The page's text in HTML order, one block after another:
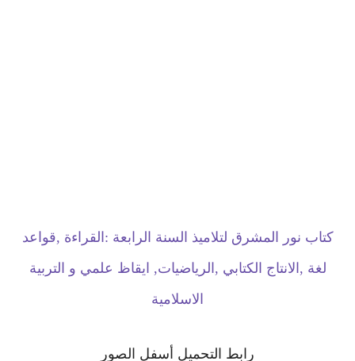
كتاب نور المشرق لتلاميذ السنة الرابعة :القراءة ,قواعد
لغة ,الانتاج الكتابي ,الرياضيات, ايقاظ علمي و التربية
الاسلامية
رابط التحميل أسفل الصور